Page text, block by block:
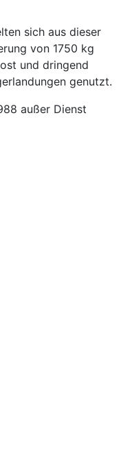
sich aus dieser
von 1750 kg
und dringend
genutzt.
außer Dienst